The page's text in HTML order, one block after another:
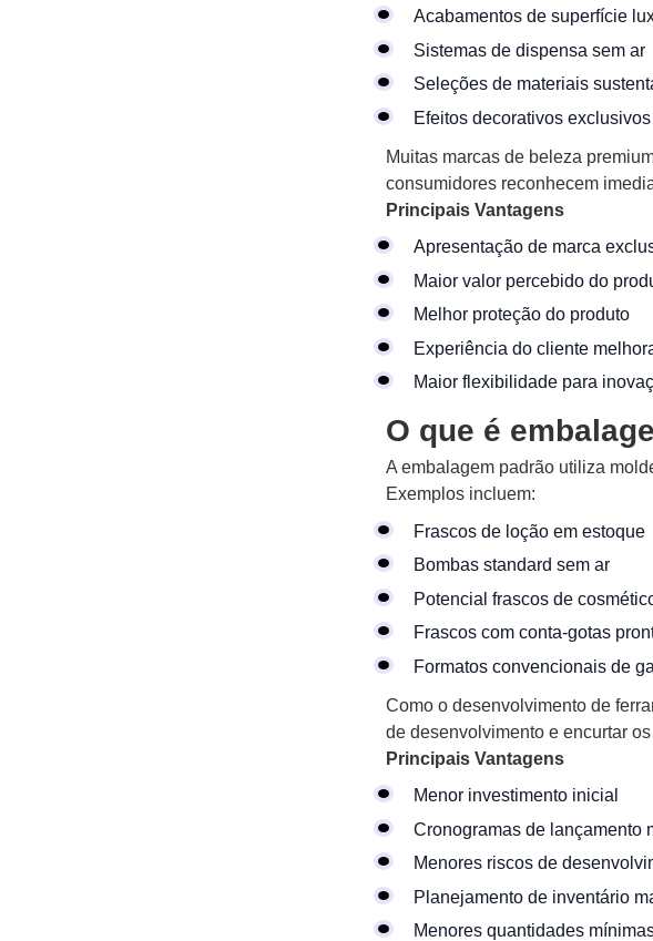
Acabamentos de superfície
Sistemas de dispensa sem ar
Seleções de materiais
Efeitos decorativos
Muitas marcas de beleza
consumidores reconhecem
Principais Vantagens
Apresentação de marca
Maior valor percebido do
Melhor proteção do produto
Experiência do cliente
Maior flexibilidade para
O que é
A embalagem padrão utiliza
Exemplos incluem:
Frascos de loção em estoque
Bombas standard sem ar
Potencial frascos de
Frascos com conta-gotas
Formatos convencionais de
Como o desenvolvimento de
de desenvolvimento e encurtar
Principais Vantagens
Menor investimento inicial
Cronogramas de lançamento
Menores riscos de
Planejamento de inventário
Menores quantidades